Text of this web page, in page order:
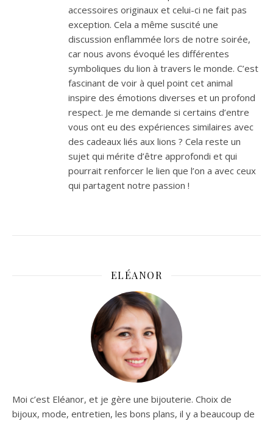
accessoires originaux et celui-ci ne fait pas
exception. Cela a même suscité une
discussion enflammée lors de notre soirée,
car nous avons évoqué les différentes
symboliques du lion à travers le monde. C’est
fascinant de voir à quel point cet animal
inspire des émotions diverses et un profond
respect. Je me demande si certains d’entre
vous ont eu des expériences similaires avec
des cadeaux liés aux lions ? Cela reste un
sujet qui mérite d’être approfondi et qui
pourrait renforcer le lien que l’on a avec ceux
qui partagent notre passion !
ELÉANOR
Moi c’est Eléanor, et je gère une bijouterie. Choix de
bijoux, mode, entretien, les bons plans, il y a beaucoup de